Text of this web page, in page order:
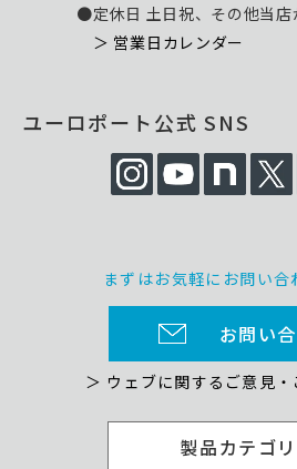
製品カテゴ
●定休日 土日祝、その他当店
＞ 営業日カレンダー
ユーロポート公式 SNS
まずはお気軽にお問い合
お問い
＞ ウェブに関するご意見